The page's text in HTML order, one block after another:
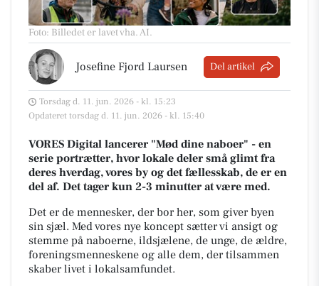
Foto: Billedet er lavet vha. AI.
Josefine Fjord Laursen Del artikel
Torsdag d. 11. jun. 2026 - kl. 15:23
Opdateret torsdag d. 11. jun. 2026 - kl. 15:40
VORES Digital lancerer "Mød dine naboer" - en
serie portrætter, hvor lokale deler små glimt fra
deres hverdag, vores by og det fællesskab, de er en
del af. Det tager kun 2-3 minutter at være med.
Det er de mennesker, der bor her, som giver byen
sin sjæl. Med vores nye koncept sætter vi ansigt og
stemme på naboerne, ildsjælene, de unge, de ældre,
foreningsmenneskene og alle dem, der tilsammen
skaber livet i lokalsamfundet.